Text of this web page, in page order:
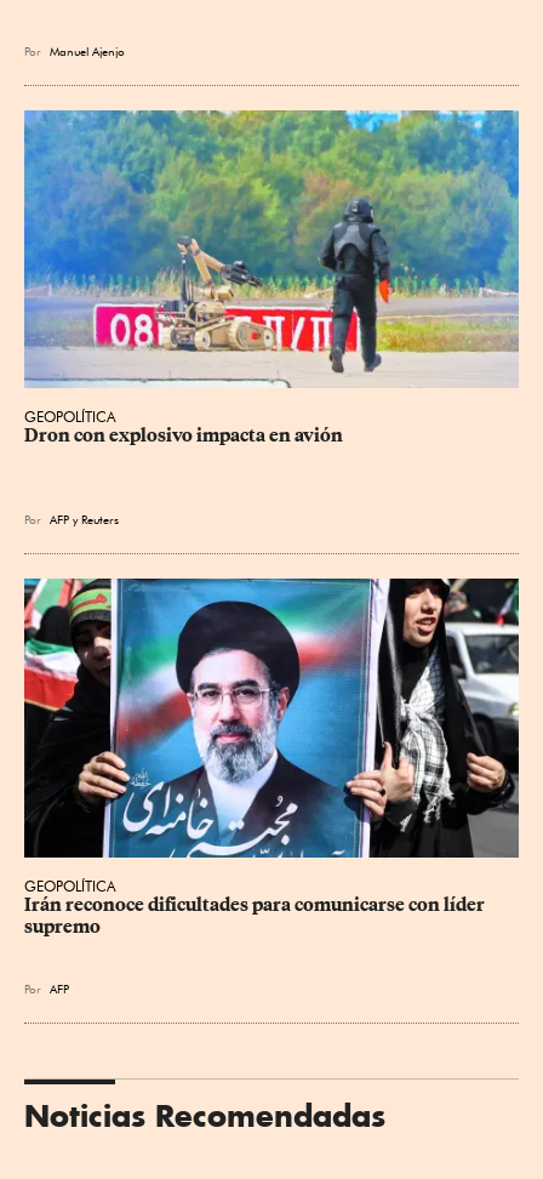
Por Manuel Ajenjo
GEOPOLÍTICA
Dron con explosivo impacta en avión
Por AFP yReuters
GEOPOLÍTICA
Irán reconoce dificultades para comunicarse con líder
supremo
Por AFP
Noticias Recomendadas